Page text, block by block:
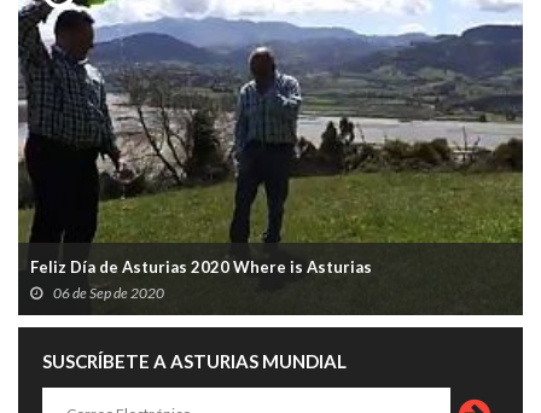
Feliz Día de Asturias 2020 Where is Asturias
06 de Sep de 2020
SUSCRÍBETE A ASTURIAS MUNDIAL